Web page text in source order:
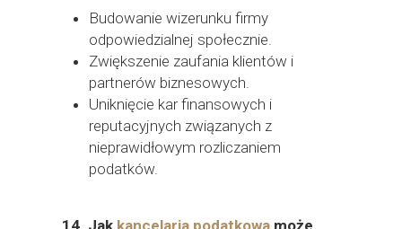
Budowanie wizerunku firmy
odpowiedzialnej społecznie.
Zwiększenie zaufania klientów i
partnerów biznesowych.
Uniknięcie kar finansowych i
reputacyjnych związanych z
nieprawidłowym rozliczaniem
podatków.
14. Jak kancelaria podatkowa może